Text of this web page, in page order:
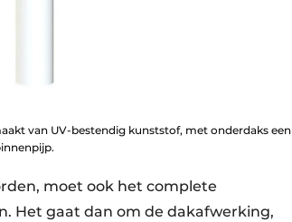
van UV-bestendig kunststof, met onderdaks een
moet ook het complete
Het gaat dan om de dakafwerking,